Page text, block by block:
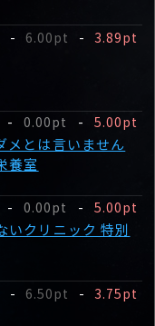
- 6.00pt - 3.89pt
- 0.00pt - 5.00pt
メとは言いません
養室
- 0.00pt - 5.00pt
いクリニック 特別
- 6.50pt - 3.75pt